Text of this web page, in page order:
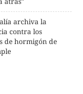
archiva la
contra los
de hormigón de